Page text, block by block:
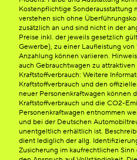
Kostenpflichtige Sonderausstattung
verstehen sich ohne
zusätzlich an und sind nicht in der
Preise inkl. der jeweils gesetzlich
Gewerbe), zu einer Laufleistung
Anzahlung können variieren.
auch Gebrauchtwagen zu
Kraftstoffverbrauch: Weitere
Kraftstoffverbrauch und den
neuer Personenkraftwagen können
Kraftstoffverbrauch und die CO2-
Personenkraftwagen entnommen
und bei der Deutschen
unentgeltlich erhältlich ist.
dient lediglich der allg.
Zusicherung im kaufrechtlichen